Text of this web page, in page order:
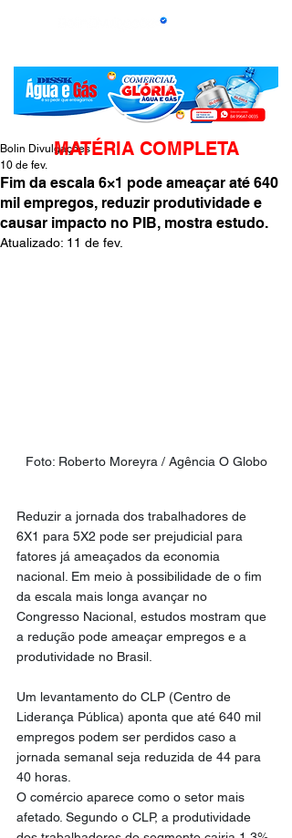
Fim da escala 6×1 pode ameaçar até 640
mil empregos, reduzir produtividade e
causar impacto no PIB, mostra estudo.
Bolin Divulgações
10 de fev.
Atualizado: 11 de fev.
Foto: Roberto Moreyra / Agência O Globo
Reduzir a jornada dos trabalhadores de
6X1 para 5X2 pode ser prejudicial para
fatores já ameaçados da economia
nacional. Em meio à possibilidade de o fim
da escala mais longa avançar no
Congresso Nacional, estudos mostram que
a redução pode ameaçar empregos e a
produtividade no Brasil.
Um levantamento do CLP (Centro de
Liderança Pública) aponta que até 640 mil
empregos podem ser perdidos caso a
jornada semanal seja reduzida de 44 para
40 horas.
O comércio aparece como o setor mais
afetado. Segundo o CLP, a produtividade
MATÉRIA COMPLETA